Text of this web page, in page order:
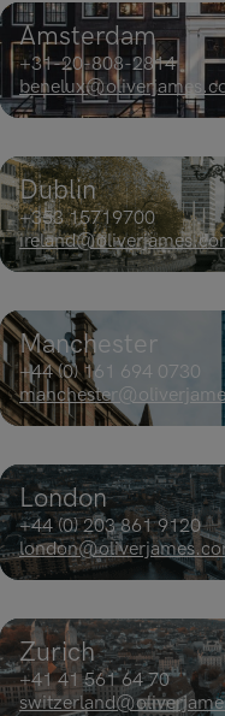
Amsterdam
+31-20-808-2814
Dublin
+353 15719700​
Manchester
+44 (0) 161 694 0730​
London
+44 (0) 203 861 9120
Zurich
+41 41 561 64 70